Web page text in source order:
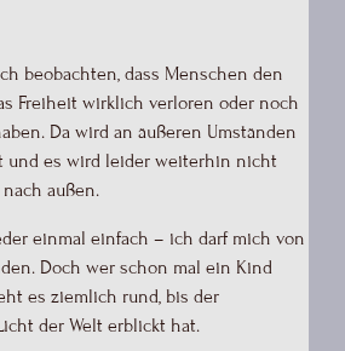
beobachten, dass Menschen den
Freiheit wirklich verloren oder noch
Da wird an äußeren Umständen
und es wird leider weiterhin nicht
außen.
einmal einfach – ich darf mich von
Doch wer schon mal ein Kind
es ziemlich rund, bis der
der Welt erblickt hat.